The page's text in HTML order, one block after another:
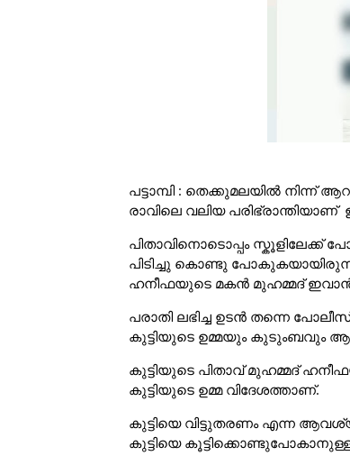
പട്ടാമ്പി : തെക്കുമലയിൽ
രാവിലെ വലിയ പരിഭ്രാന്തിയാണ്
പിതാവിനൊടൊപ്പം സ്കൂളിലേക്ക്
പിടിച്ചു കൊണ്ടു
ഹനീഫയുടെ മകൻ മുഹമ്മദ്
പരാതി ലഭിച്ച ഉടൻ തന്നെ
കുട്ടിയുടെ ഉമ്മയും കുടുംബവും
കുട്ടിയുടെ പിതാവ് മുഹമ്മദ്
കുട്ടിയുടെ ഉമ്മ വിദേശത്താണ്.
കുട്ടിയെ വിട്ടുതരണം എന്ന
കുട്ടിയെ